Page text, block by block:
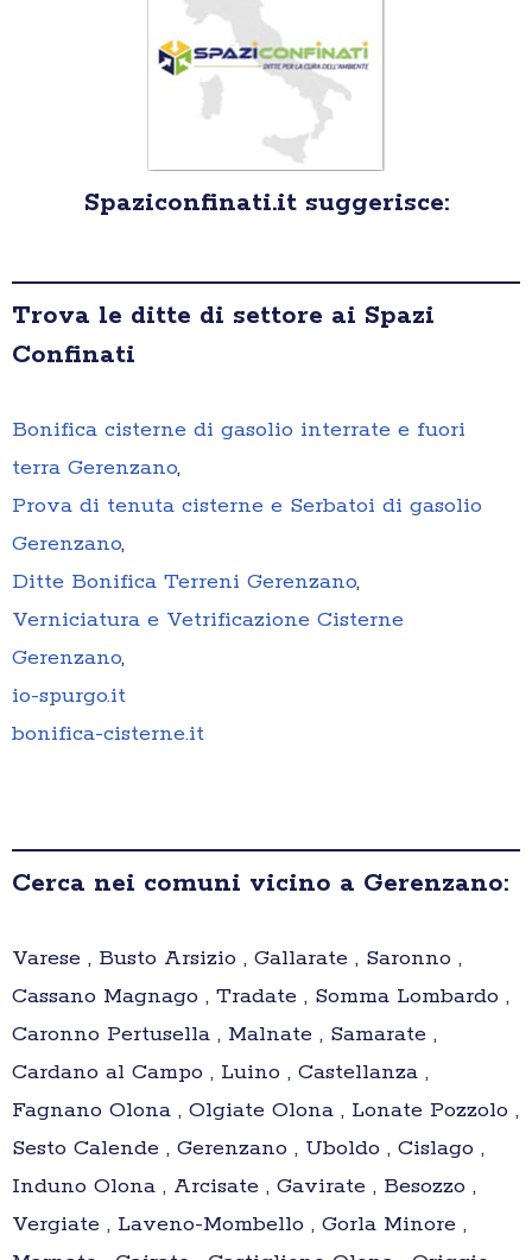
Spaziconfinati.it suggerisce:
Trova le ditte di settore ai Spazi
Confinati
Bonifica cisterne di gasolio interrate e fuori
terra Gerenzano,
Prova di tenuta cisterne e Serbatoi di gasolio
Gerenzano,
Ditte Bonifica Terreni Gerenzano,
Verniciatura e Vetrificazione Cisterne
Gerenzano,
io-spurgo.it
bonifica-cisterne.it
Cerca nei comuni vicino a Gerenzano:
Varese , Busto Arsizio , Gallarate , Saronno ,
Cassano Magnago , Tradate , Somma Lombardo ,
Caronno Pertusella , Malnate , Samarate ,
Cardano al Campo , Luino , Castellanza ,
Fagnano Olona , Olgiate Olona , Lonate Pozzolo ,
Sesto Calende , Gerenzano , Uboldo , Cislago ,
Induno Olona , Arcisate , Gavirate , Besozzo ,
Vergiate , Laveno-Mombello , Gorla Minore ,